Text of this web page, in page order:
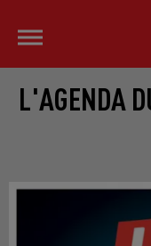
L'AGENDA